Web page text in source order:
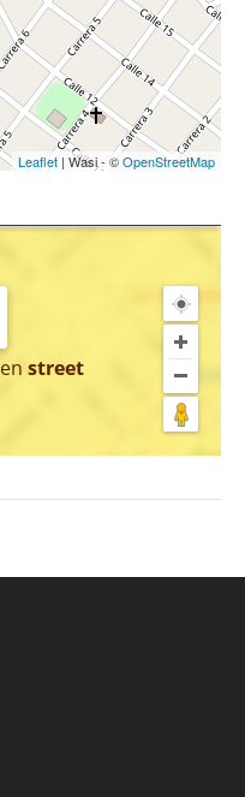
Leaflet | Wasi - ©OpenStreetMap
en street